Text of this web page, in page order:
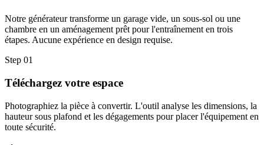
Notre générateur transforme un garage vide, un sous-sol ou une
chambre en un aménagement prêt pour l'entraînement en trois
étapes. Aucune expérience en design requise.
Step 01
Téléchargez votre espace
Photographiez la pièce à convertir. L'outil analyse les dimensions, la
hauteur sous plafond et les dégagements pour placer l'équipement en
toute sécurité.